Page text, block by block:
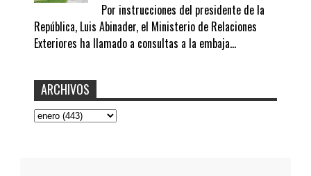
Por instrucciones del presidente de la
República, Luis Abinader, el Ministerio de Relaciones
Exteriores ha llamado a consultas a la embaja...
ARCHIVOS